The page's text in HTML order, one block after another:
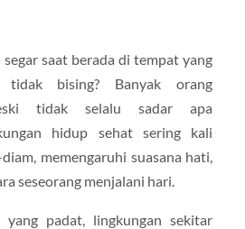
saat berada di tempat yang
bising? Banyak orang
tidak selalu sadar apa
hidup sehat sering kali
memengaruhi suasana hati,
seseorang menjalani hari.
padat, lingkungan sekitar